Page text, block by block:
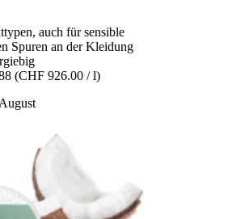
auch für sensible
Spuren an der Kleidung
(CHF 926.00 / l)